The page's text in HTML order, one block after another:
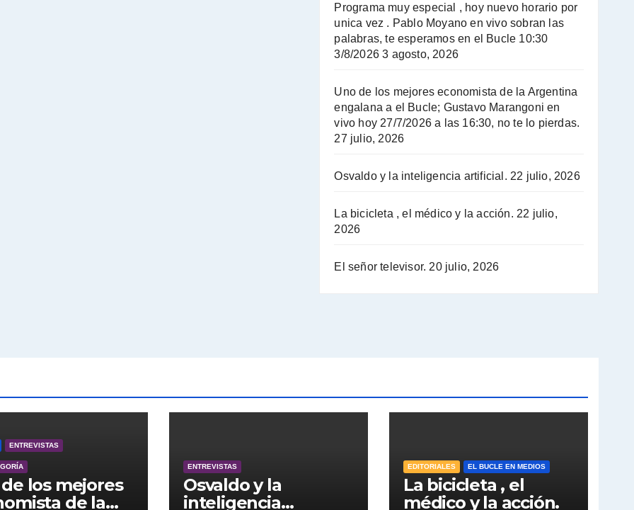
Programa muy especial , hoy nuevo horario por
unica vez . Pablo Moyano en vivo sobran las
palabras, te esperamos en el Bucle 10:30
3/8/2026 3 agosto, 2026
Uno de los mejores economista de la Argentina
engalana a el Bucle; Gustavo Marangoni en
vivo hoy 27/7/2026 a las 16:30, no te lo pierdas.
27 julio, 2026
Osvaldo y la inteligencia artificial. 22 julio, 2026
La bicicleta , el médico y la acción. 22 julio,
2026
El señor televisor. 20 julio, 2026
ENTREVISTAS
los mejores
de la
ENTREVISTAS
Osvaldo y la
inteligencia
EDITORIALES EL BUCLE EN MEDIOS
La bicicleta , el
médico y la acción.